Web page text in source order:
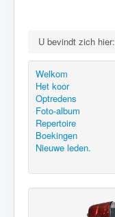
U bevindt zich hier:
Welkom
Het koor
Optredens
Foto-album
Repertoire
Boekingen
Nieuwe leden.